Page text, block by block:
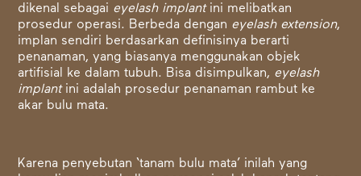
dikenal sebagai eyelash implantini melibatkan
prosedur operasi. Berbeda dengan eyelash extension,
implan sendiri berdasarkan definisinya berarti
penanaman, yang biasanya menggunakan objek
artifisial ke dalam tubuh. Bisa disimpulkan, eyelash
implantini adalah prosedur penanaman rambut ke
akar bulu mata.
Karena penyebutan ‘tanam bulu mata’ inilah yang